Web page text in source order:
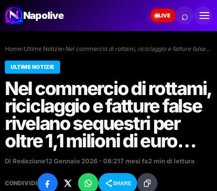
Napolive LIVE ⌕
Home›Ultime Notizie›Nel commercio di rottami, riciclaggio e fatture false…
ULTIME NOTIZIE
Nel commercio di rottami,
riciclaggio e fatture false
rivelano sequestri per
oltre 1,1 milioni di euro…
Di Redazione12 Gennaio 2026 - 08:217 mesi fa2 min di lettura
CONDIVIDI SHARE